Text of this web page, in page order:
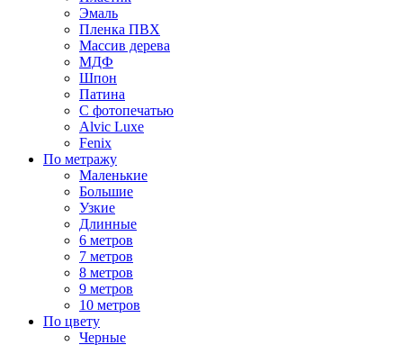
Эмаль
Пленка ПВХ
Массив дерева
МДФ
Шпон
Патина
С фотопечатью
Alvic Luxe
Fenix
По метражу
Маленькие
Большие
Узкие
Длинные
6 метров
7 метров
8 метров
9 метров
10 метров
По цвету
Черные